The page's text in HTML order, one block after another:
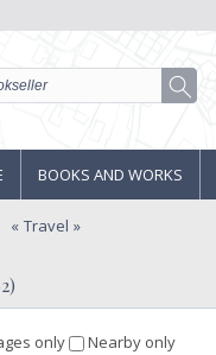
BOOKS AND WORKS
Travel
only Nearby only